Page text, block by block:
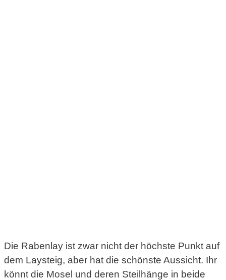
Die Rabenlay ist zwar nicht der höchste Punkt auf
dem Laysteig, aber hat die schönste Aussicht. Ihr
könnt die Mosel und deren Steilhänge in beide